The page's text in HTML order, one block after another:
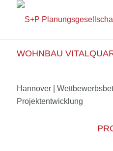
WOHNBAU
Hannover |
Projektentwicklung